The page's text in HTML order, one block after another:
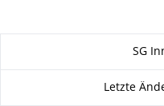
SG
Letzte